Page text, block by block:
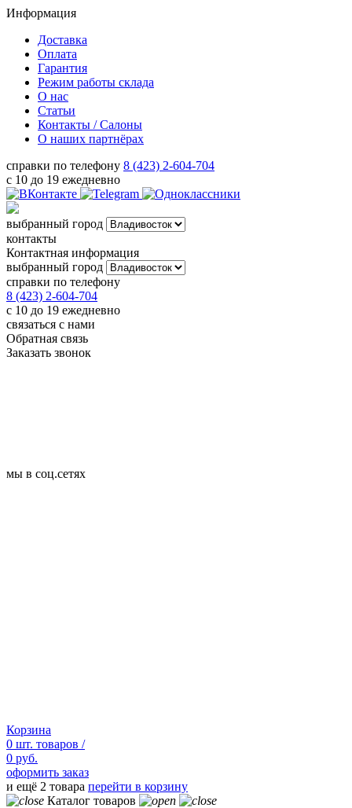
Информация
Доставка
Оплата
Гарантия
Режим работы склада
О нас
Статьи
Контакты / Салоны
О наших партнёрах
справки по телефону 8 (423) 2-604-704
с 10 до 19 ежедневно
выбранный город
контакты
Контактная информация
выбранный город
справки по телефону
8 (423) 2-604-704
с 10 до 19 ежедневно
связаться с нами
Обратная связь
Заказать звонок
мы в соц.сетях
Корзина
0 шт. товаров /
0 руб.
оформить заказ
и ещё 2 товара перейти в корзину
Каталог товаров